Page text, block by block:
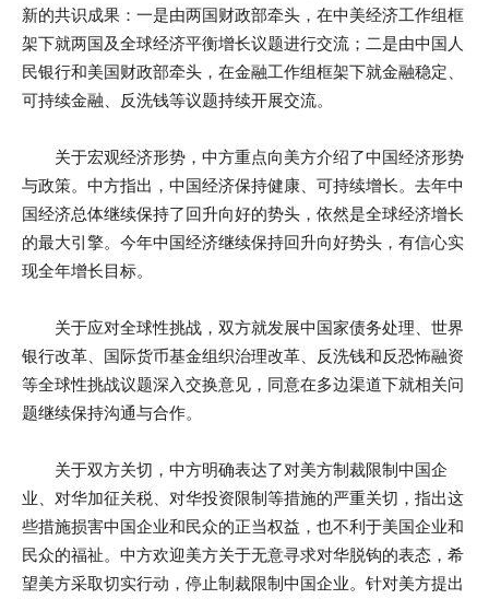
新的共识成果：一是由两国财政部牵头，在中美经济工作组框
架下就两国及全球经济平衡增长议题进行交流；二是由中国人
民银行和美国财政部牵头，在金融工作组框架下就金融稳定、
可持续金融、反洗钱等议题持续开展交流。
关于宏观经济形势，中方重点向美方介绍了中国经济形势
与政策。中方指出，中国经济保持健康、可持续增长。去年中
国经济总体继续保持了回升向好的势头，依然是全球经济增长
的最大引擎。今年中国经济继续保持回升向好势头，有信心实
现全年增长目标。
关于应对全球性挑战，双方就发展中国家债务处理、世界
银行改革、国际货币基金组织治理改革、反洗钱和反恐怖融资
等全球性挑战议题深入交换意见，同意在多边渠道下就相关问
题继续保持沟通与合作。
关于双方关切，中方明确表达了对美方制裁限制中国企
业、对华加征关税、对华投资限制等措施的严重关切，指出这
些措施损害中国企业和民众的正当权益，也不利于美国企业和
民众的福祉。中方欢迎美方关于无意寻求对华脱钩的表态，希
望美方采取切实行动，停止制裁限制中国企业。针对美方提出